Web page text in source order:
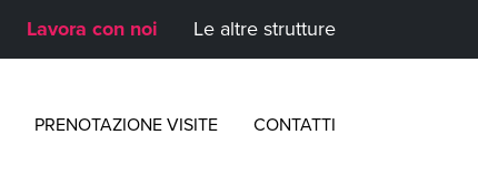
Lavora con noi Le altre strutture
PRENOTAZIONE VISITE CONTATTI